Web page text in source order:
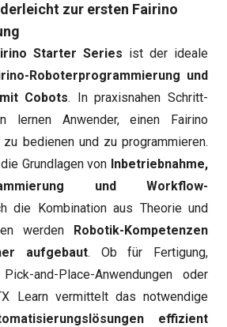
zur ersten Fairino
Starter Series ist der ideale
Roboterprogrammierung und
Cobots. In praxisnahen Schritt-
lernen Anwender, einen Fairino
bedienen und zu programmieren.
Grundlagen von Inbetriebnahme,
und Workflow-
die Kombination aus Theorie und
werden Robotik-Kompetenzen
aufgebaut. Ob für Fertigung,
and-Place-Anwendungen oder
Learn vermittelt das notwendige
effizient